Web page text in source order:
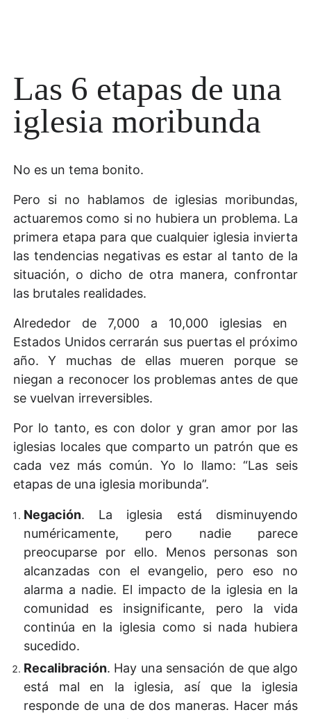
Las 6 etapas de una
iglesia moribunda
No es un tema bonito.
Pero si no hablamos de iglesias moribundas,
actuaremos como si no hubiera un problema. La
primera etapa para que cualquier iglesia invierta
las tendencias negativas es estar al tanto de la
situación, o dicho de otra manera, confrontar
las brutales realidades.
Alrededor de 7,000 a 10,000 iglesias en
Estados Unidos cerrarán sus puertas el próximo
año. Y muchas de ellas mueren porque se
niegan a reconocer los problemas antes de que
se vuelvan irreversibles.
Por lo tanto, es con dolor y gran amor por las
iglesias locales que comparto un patrón que es
cada vez más común. Yo lo llamo: “Las seis
etapas de una iglesia moribunda”.
Negación. La iglesia está disminuyendo
numéricamente, pero nadie parece
preocuparse por ello. Menos personas son
alcanzadas con el evangelio, pero eso no
alarma a nadie. El impacto de la iglesia en la
comunidad es insignificante, pero la vida
continúa en la iglesia como si nada hubiera
sucedido.
Recalibración. Hay una sensación de que algo
está mal en la iglesia, así que la iglesia
responde de una de dos maneras. Hacer más